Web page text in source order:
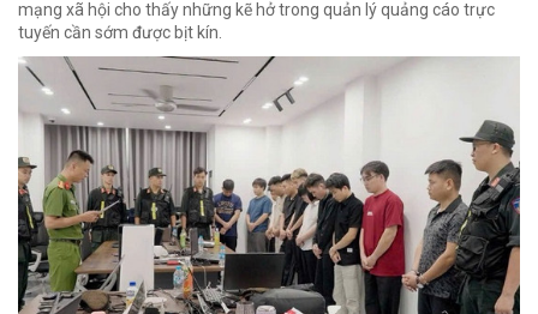
mạng xã hội cho thấy những kẽ hở trong quản lý quảng cáo trực
tuyến cần sớm được bịt kín.